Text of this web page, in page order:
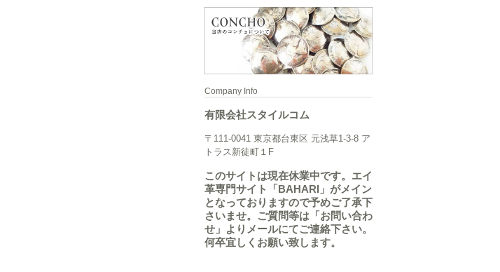
Company Info
有限会社スタイルコム
〒111-0041 東京都台東区 元浅草1-3-8 ア
トラス新徒町１F
このサイトは現在休業中です。エイ
革専門サイト「BAHARI」がメイン
となっておりますので予めご了承下
さいませ。ご質問等は「お問い合わ
せ」よりメールにてご連絡下さい。
何卒宜しくお願い致します。